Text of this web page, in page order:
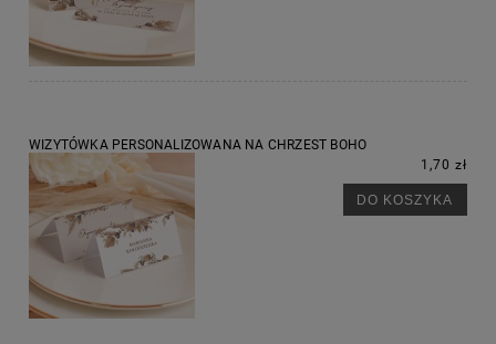
WIZYTÓWKA PERSONALIZOWANA NA CHRZEST BOHO
1,70 zł
DO KOSZYKA